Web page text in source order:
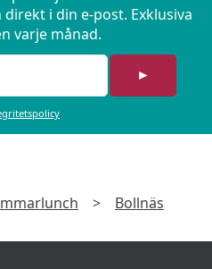
i din e-post. Exklusiva
varje månad.
►
> Bollnäs